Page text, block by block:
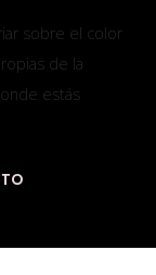
sobre el color
de la
estás